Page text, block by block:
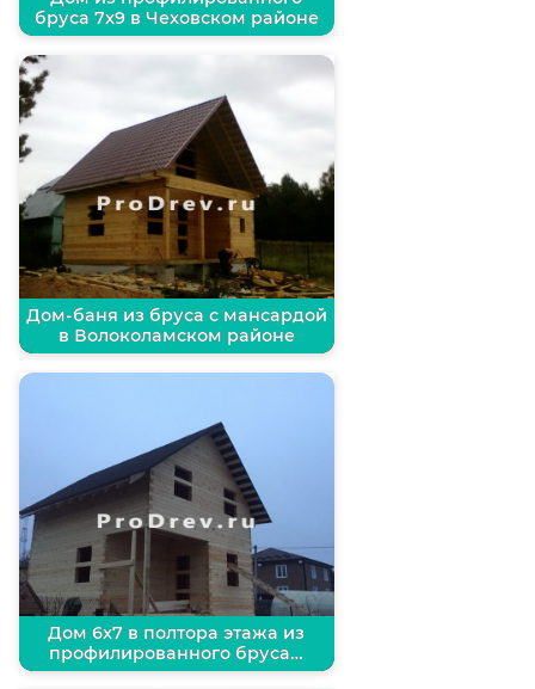
бруса 7х9 в Чеховском районе
Дом-баня из бруса с мансардой
в Волоколамском районе
Дом 6х7 в полтора этажа из
профилированного бруса…